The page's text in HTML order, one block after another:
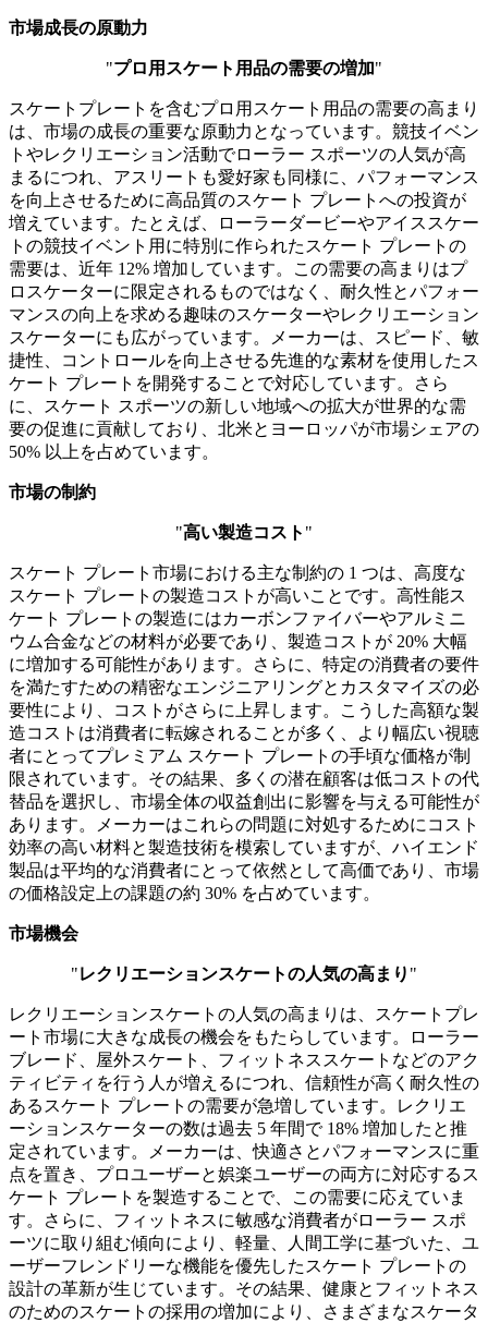
市場成長の原動力
"プロ用スケート用品の需要の増加"
スケートプレートを含むプロ用スケート用品の需要の高まり
は、市場の成長の重要な原動力となっています。競技イベン
トやレクリエーション活動でローラー スポーツの人気が高
まるにつれ、アスリートも愛好家も同様に、パフォーマンス
を向上させるために高品質のスケート プレートへの投資が
増えています。たとえば、ローラーダービーやアイススケー
トの競技イベント用に特別に作られたスケート プレートの
需要は、近年 12% 増加しています。この需要の高まりはプ
ロスケーターに限定されるものではなく、耐久性とパフォー
マンスの向上を求める趣味のスケーターやレクリエーション
スケーターにも広がっています。メーカーは、スピード、敏
捷性、コントロールを向上させる先進的な素材を使用したス
ケート プレートを開発することで対応しています。さら
に、スケート スポーツの新しい地域への拡大が世界的な需
要の促進に貢献しており、北米とヨーロッパが市場シェアの
50% 以上を占めています。
市場の制約
"高い製造コスト "
スケート プレート市場における主な制約の 1 つは、高度な
スケート プレートの製造コストが高いことです。高性能ス
ケート プレートの製造にはカーボンファイバーやアルミニ
ウム合金などの材料が必要であり、製造コストが 20% 大幅
に増加する可能性があります。さらに、特定の消費者の要件
を満たすための精密なエンジニアリングとカスタマイズの必
要性により、コストがさらに上昇します。こうした高額な製
造コストは消費者に転嫁されることが多く、より幅広い視聴
者にとってプレミアム スケート プレートの手頃な価格が制
限されています。その結果、多くの潜在顧客は低コストの代
替品を選択し、市場全体の収益創出に影響を与える可能性が
あります。メーカーはこれらの問題に対処するためにコスト
効率の高い材料と製造技術を模索していますが、ハイエンド
製品は平均的な消費者にとって依然として高価であり、市場
の価格設定上の課題の約 30% を占めています。
市場機会
"レクリエーションスケートの人気の高まり "
レクリエーションスケートの人気の高まりは、スケートプレ
ート市場に大きな成長の機会をもたらしています。ローラー
ブレード、屋外スケート、フィットネススケートなどのアク
ティビティを行う人が増えるにつれ、信頼性が高く耐久性の
あるスケート プレートの需要が急増しています。レクリエ
ーションスケーターの数は過去 5 年間で 18% 増加したと推
定されています。メーカーは、快適さとパフォーマンスに重
点を置き、プロユーザーと娯楽ユーザーの両方に対応するス
ケート プレートを製造することで、この需要に応えていま
す。さらに、フィットネスに敏感な消費者がローラー スポ
ーツに取り組む傾向により、軽量、人間工学に基づいた、ユ
ーザーフレンドリーな機能を優先したスケート プレートの
設計の革新が生じています。その結果、健康とフィットネス
のためのスケートの採用の増加により、さまざまなスケータ